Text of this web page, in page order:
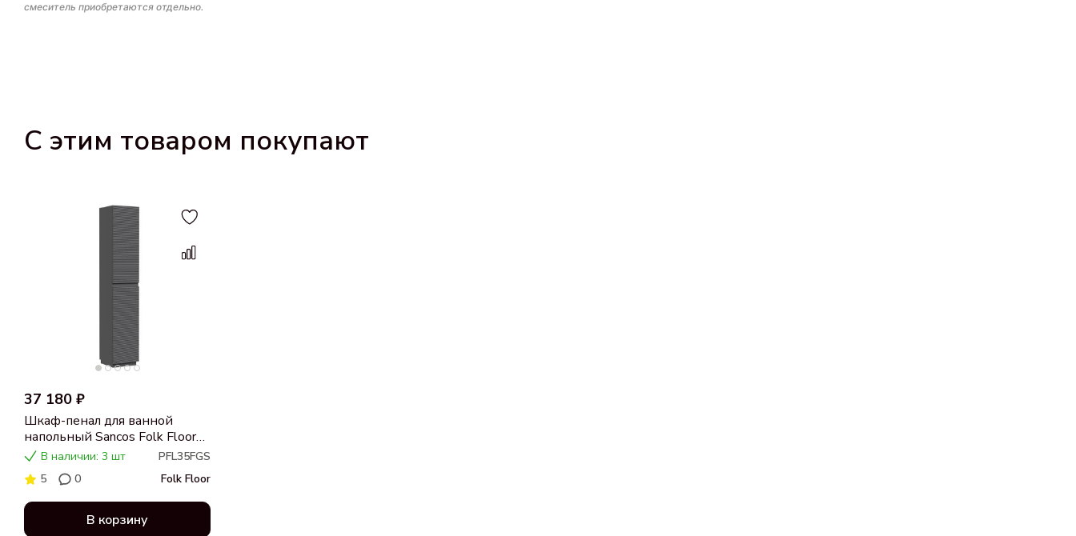
смеситель приобретаются отдельно.
С этим товаром покупают
37 180 ₽
Шкаф-пенал для ванной
напольный Sancos Folk Floor
350х350х1880 мм, Grey soft
В наличии: 3 шт
PFL35FGS
5
0 Folk Floor
В корзину